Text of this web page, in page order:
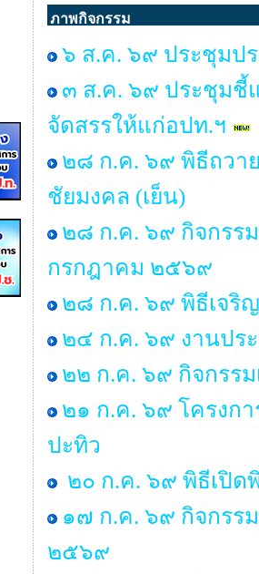
ภาพกิจกรรม
๖ ส.ค. ๖๙ ประชุมป
๓ ส.ค. ๖๙ ประชุมชี้
จัดสรรให้แก่อปท.ฯ
๒๘ ก.ค. ๖๙ พิธีถวา
ชัยมงคล (เย็น)
๒๘ ก.ค. ๖๙ กิจกรร
กรกฎาคม ๒๕๖๙
๒๘ ก.ค. ๖๙ พิธีเจริ
๒๔ ก.ค. ๖๙ งานปร
๒๒ ก.ค. ๖๙ กิจกรร
๒๑ ก.ค. ๖๙ โครงก
ปะทิว
๒๐ ก.ค. ๖๙ พิธีเปิ
๑๗ ก.ค. ๖๙ กิจกรร
๒๕๖๙